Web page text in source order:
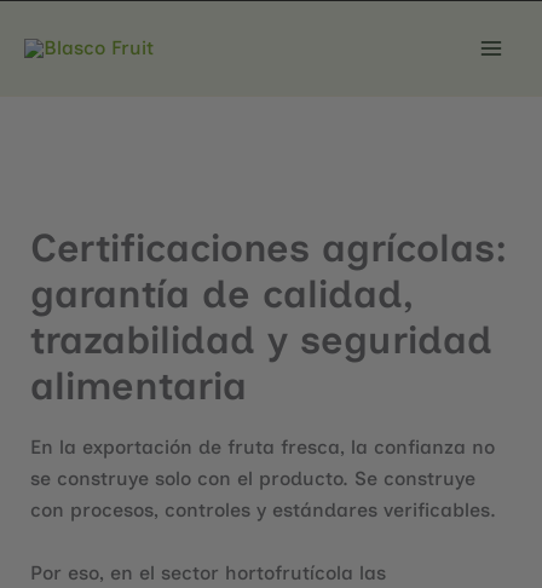
Certificaciones agrícolas:
garantía de calidad,
trazabilidad y seguridad
alimentaria
En la exportación de fruta fresca, la confianza no
se construye solo con el producto. Se construye
con procesos, controles y estándares verificables.
Por eso, en el sector hortofrutícola las